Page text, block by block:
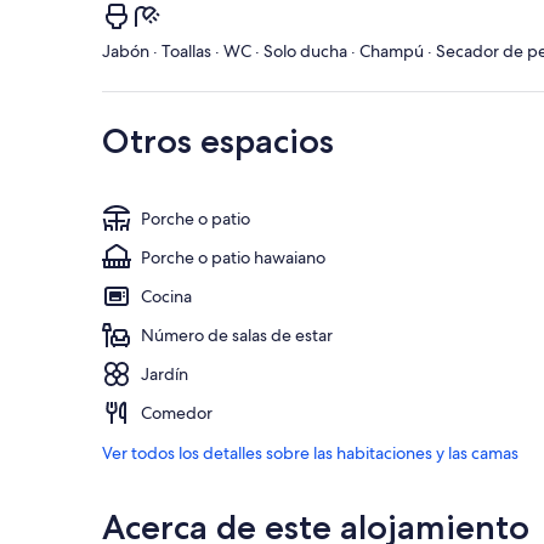
Jabón · Toallas · WC · Solo ducha · Champú · Secador de
Otros espacios
Porche o patio
Porche o patio hawaiano
Cocina
Número de salas de estar
Jardín
Comedor
Ver todos los detalles sobre las habitaciones y las camas
Acerca de este alojamiento